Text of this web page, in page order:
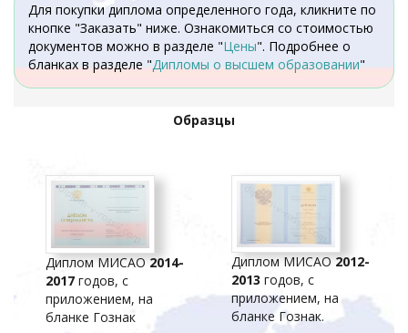
Для покупки диплома определенного года, кликните по
кнопке "Заказать" ниже. Ознакомиться со стоимостью
документов можно в разделе "Цены". Подробнее о
бланках в разделе "Дипломы о высшем образовании"
Образцы
Диплом МИСАО2014-
2017 годов, с
приложением, на
бланке Гознак
Диплом МИСАО2012-
2013 годов, с
приложением, на
бланке Гознак.